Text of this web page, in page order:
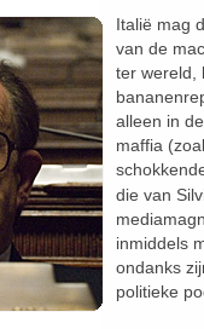
Italië mag
van de
ter wereld,
alleen in
maffia
die van
inmiddels
ondanks
politieke